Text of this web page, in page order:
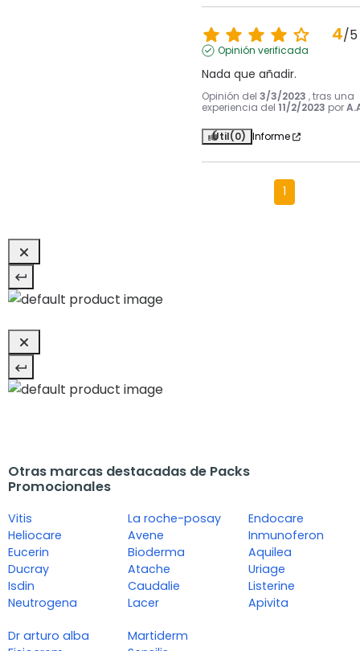
4/5
Opinión verificada
Nada que añadir.
Opinión del 3/3/2023 , tras una
experiencia del 11/2/2023 por
Útil(0) Informe
1
Otras marcas destacadas de Packs
Promocionales
Vitis
Heliocare
Eucerin
Ducray
Isdin
Neutrogena
La roche-posay
Avene
Bioderma
Atache
Caudalie
Lacer
Endocare
Inmunoferon
Aquilea
Uriage
Listerine
Apivita
Dr arturo alba
Martiderm